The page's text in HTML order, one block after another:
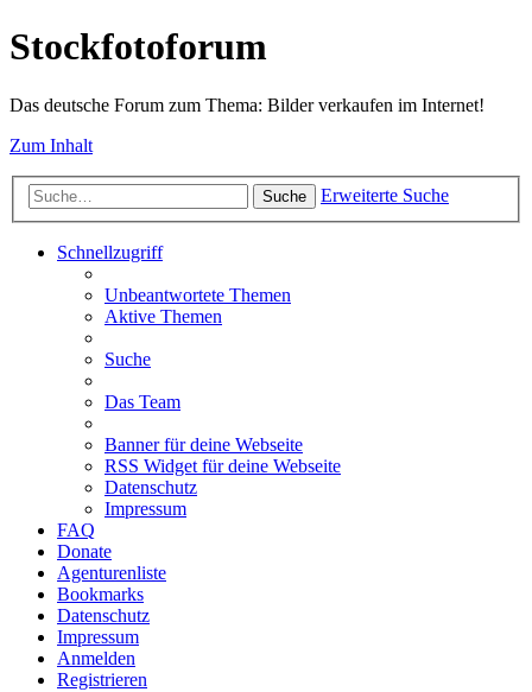
Stockfotoforum
Das deutsche Forum zum Thema: Bilder verkaufen im Internet!
Zum Inhalt
Suche Erweiterte Suche
Schnellzugriff
Unbeantwortete Themen
Aktive Themen
Suche
Das Team
Banner für deine Webseite
RSS Widget für deine Webseite
Datenschutz
Impressum
FAQ
Donate
Agenturenliste
Bookmarks
Datenschutz
Impressum
Anmelden
Registrieren